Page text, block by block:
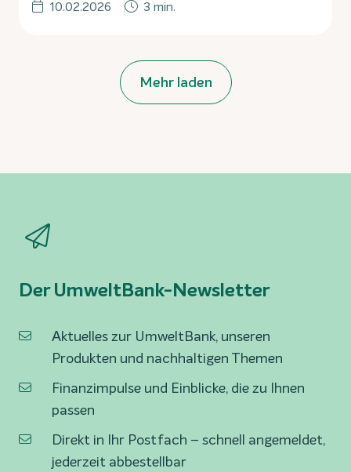
10.02.2026 3 min.
Mehr laden
Der UmweltBank-Newsletter
Aktuelles zur UmweltBank, unseren
Produkten und nachhaltigen Themen
Finanzimpulse und Einblicke, die zu Ihnen
passen
Direkt in Ihr Postfach – schnell angemeldet,
jederzeit abbestellbar